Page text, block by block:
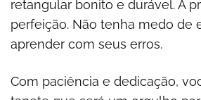
retangular bonito e durável. A
perfeição. Não tenha medo de
aprender com seus erros.
Com paciência e dedicação,